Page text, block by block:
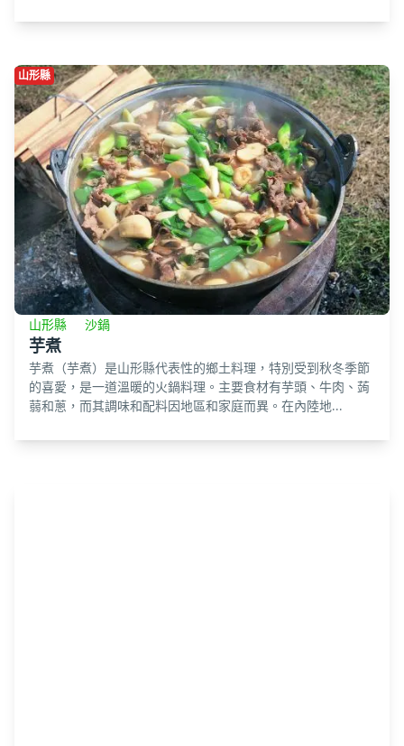
山形縣
山形縣 沙鍋
芋煮
芋煮（芋煮）是山形縣代表性的鄉土料理，特別受到秋冬季節
的喜愛，是一道溫暖的火鍋料理。主要食材有芋頭、牛肉、蒟
蒻和蔥，而其調味和配料因地區和家庭而異。在內陸地...